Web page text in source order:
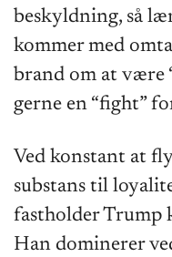
beskyldning, så
kommer med
brand om at være
gerne en “fight”
Ved konstant at
substans til
fastholder Trump
Han dominerer